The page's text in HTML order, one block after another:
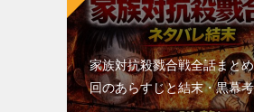
家族対抗殺戮合戦全話まと
回のあらすじと結末・黒幕